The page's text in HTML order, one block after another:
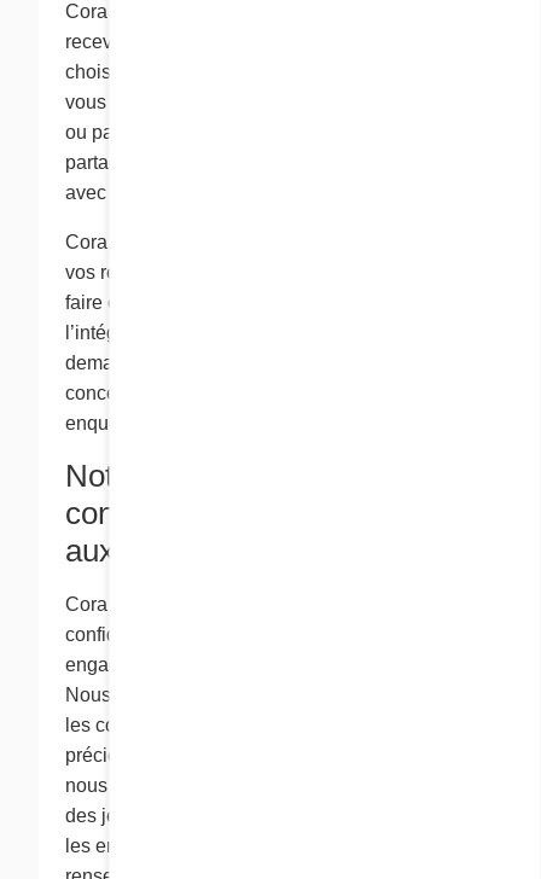
Cora pourront vous demander si vous souhaitez
recevoir des documents de marketing. Si vous
choisissez de recevoir de tels documents, Cora
vous transmettra la documentation par la poste
ou par courriel au nom des partenaires, mais ne
partagera pas vos renseignements personnels
avec lesdits partenaires.
Cora se réserve le droit d’utiliser ou de divulguer
vos renseignements personnels si elle doit le
faire ou si la loi l’y autorise afin de protéger
l’intégrité du site Web, pour répondre à vos
demandes ou pour collaborer à toute enquête
concernant le respect de la loi ou à toute
enquête sur une question de sécurité publique.
Notre politique de
confidentialité relativement
aux enfants
Cora est très sensible aux questions de
confidentialité. Nous sommes fiers de notre
engagement à long terme envers nos clients.
Nous sommes particulièrement attentifs à toutes
les communications avec nos clients les plus
précieux – les enfants. Dans nos sites Web,
nous offrons de nombreuses fonctions comme
des jeux et des livres à colorier, pour lesquels
les enfants n’ont pas à fournir de